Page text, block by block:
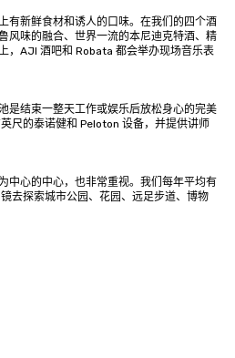
有新鲜食材和诱人的口味。在我们的四个酒
风味的融合、世界一流的本尼迪克特酒、精
，AJI 酒吧和 Robata 都会举办现场音乐表
是结束一整天工作或娱乐后放松身心的完美
尺的泰诺健和 Peloton 设备，并提供讲师
中心的中心，也非常重视。我们每年平均有
去探索城市公园、花园、远足步道、博物